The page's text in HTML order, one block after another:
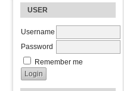
USER
Username
Password
Remember me